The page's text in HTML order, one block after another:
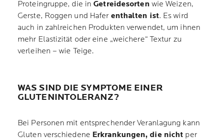
Proteingruppe, die inGetreidesorten wie Weizen,
Gerste, Roggen und Hafer enthalten ist. Es wird
auch in zahlreichen Produkten verwendet, um ihnen
mehr Elastizität oder eine „weichere“ Textur zu
verleihen – wie Teige.
WAS SIND DIE SYMPTOME EINER
GLUTENINTOLERANZ?
Bei Personen mit entsprechender Veranlagung kann
Gluten verschiedene Erkrankungen, die nicht per